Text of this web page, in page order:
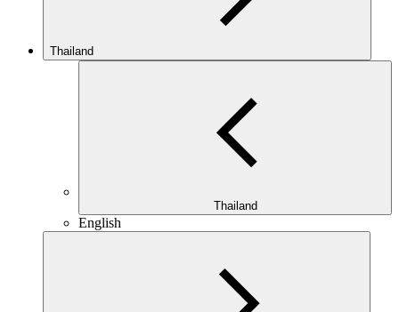
Thailand
Thailand
English